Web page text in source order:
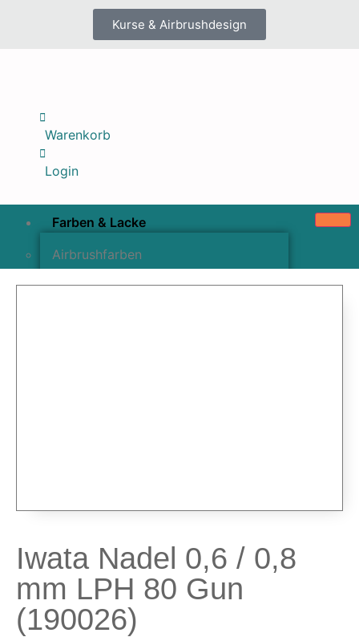
Kurse & Airbrushdesign
Warenkorb
Login
Farben & Lacke
Airbrushfarben
Schläuche & Kupplungen
Anschlüsse & Verschraubungen
Luftfilter & Druckregler
Werkzeuge & Malzubehör
Iwata Nadel 0,6 / 0,8
mm LPH 80 Gun
(190026)